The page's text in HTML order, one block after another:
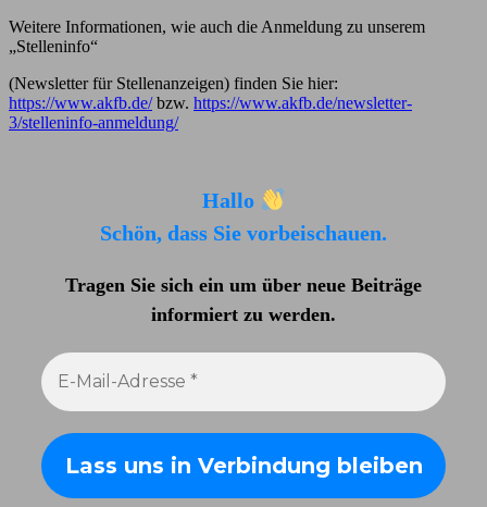
Weitere Informationen, wie auch die Anmeldung zu unserem
„Stelleninfo“
(Newsletter für Stellenanzeigen) finden Sie hier:
https://www.akfb.de/bzw. https://www.akfb.de/newsletter-
3/stelleninfo-anmeldung/
Hallo
Schön, dass Sie vorbeischauen.
Tragen Sie sich ein um über neue Beiträge
informiert zu werden.